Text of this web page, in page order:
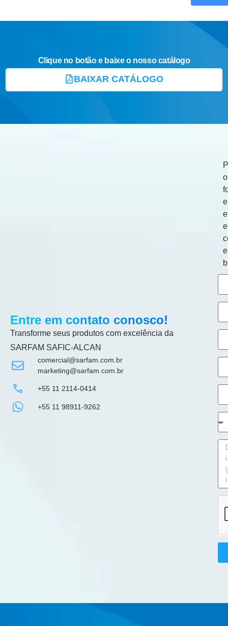
Clique no botão e baixe o nosso catálogo
BAIXAR CATÁLOGO
Entre em contato conosco!
Transforme seus produtos com excelência da
SARFAM SAFIC-ALCAN
comercial@sarfam.com.br
marketing@sarfam.com.br
+55 11 2114-0414
+55 11 98911-9262
o
e